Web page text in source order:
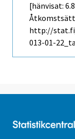
[hänvisat:
http://
013-01-